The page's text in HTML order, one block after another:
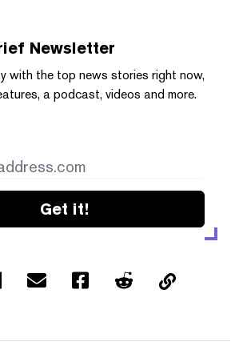
Newsletter
with the top news stories right now,
a podcast, videos and more.
Get it!